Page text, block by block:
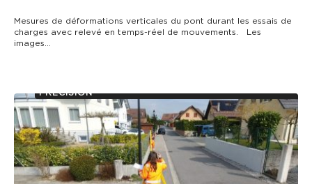
Mesures de déformations verticales du pont durant les essais de
charges avec relevé en temps-réel de mouvements. Les
images…
PRÉCISION